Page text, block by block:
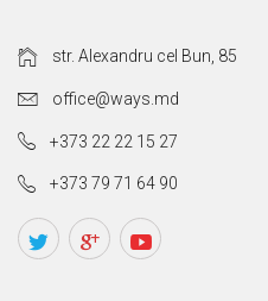
str. Alexandru cel Bun, 85
office@ways.md
+373 22 22 15 27
+373 79 71 64 90